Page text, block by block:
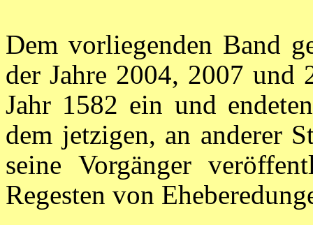
Dem vorliegenden Band
der Jahre 2004, 2007 und
Jahr 1582 ein und
dem jetzigen, an anderer
seine Vorgänger
Regesten von